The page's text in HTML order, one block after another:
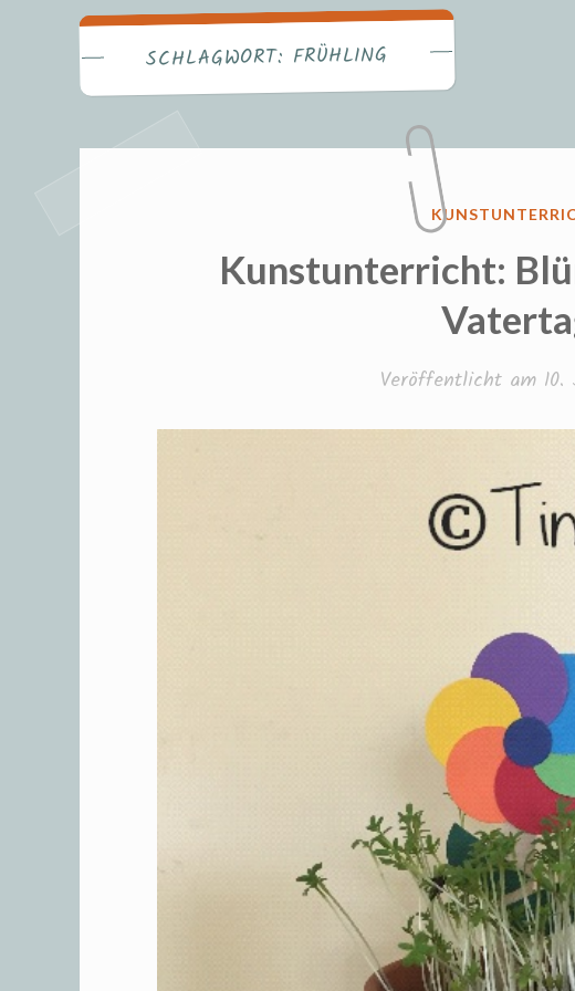
SCHLAGWORT: FRÜHLING
Kunstunterricht:
Veröffentlicht am